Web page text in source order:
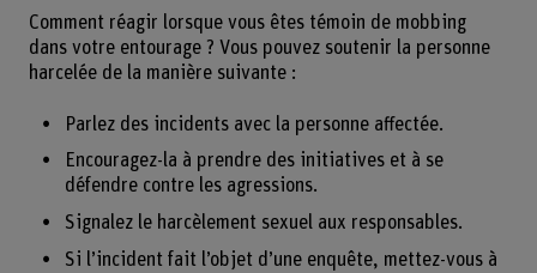
Comment réagir lorsque vous êtes témoin de mobbing
dans votre entourage ? Vous pouvez soutenir la personne
harcelée de la manière suivante :
Parlez des incidents avec la personne affectée.
Encouragez-la à prendre des initiatives et à se
défendre contre les agressions.
Signalez le harcèlement sexuel aux responsables.
Si l’incident fait l’objet d’une enquête, mettez-vous à